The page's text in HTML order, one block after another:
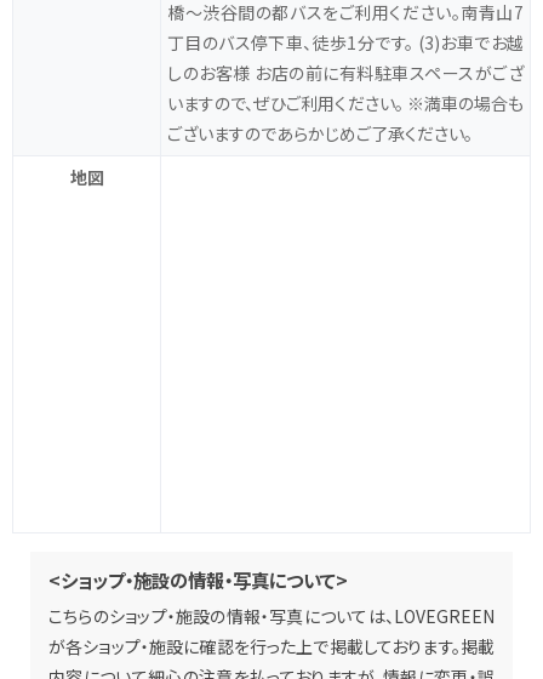
橋〜渋谷間の都バスをご利用ください。南青山7
丁目のバス停下車、徒歩1分です。 (3)お車でお越
しのお客様 お店の前に有料駐車スペースがござ
いますので、ぜひご利用ください。 ※満車の場合も
ございますのであらかじめご了承ください。
地図
<ショップ・施設の情報・写真について>
こちらのショップ・施設の情報・写真については、LOVEGREEN
が各ショップ・施設に確認を行った上で掲載しております。掲載